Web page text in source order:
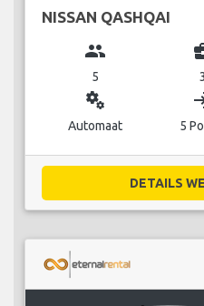
NISSAN QASHQAI
group
5 3
miscellaneous_services
Automaat 5
DETAILS